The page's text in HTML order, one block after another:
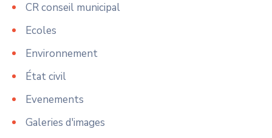
CR conseil municipal
Ecoles
Environnement
État civil
Evenements
Galeries d'images